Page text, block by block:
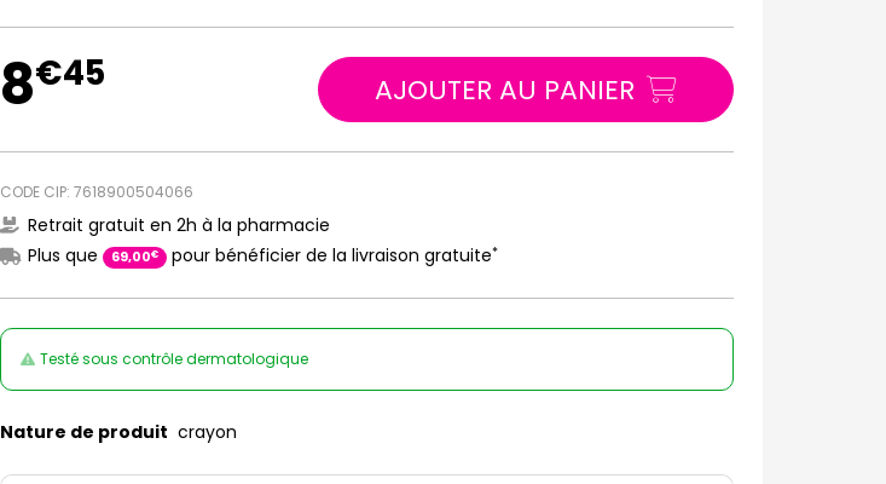
8€45 AJOUTER AU PANIER
CODE CIP: 7618900504066
Retrait gratuit en 2h à la pharmacie
Plus que
69,00€ pour bénéficier de la livraison gratuite*
Testé sous contrôle dermatologique
Nature de produit crayon